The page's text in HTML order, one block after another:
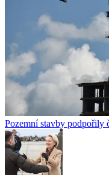
Pozemní stavby podpořily